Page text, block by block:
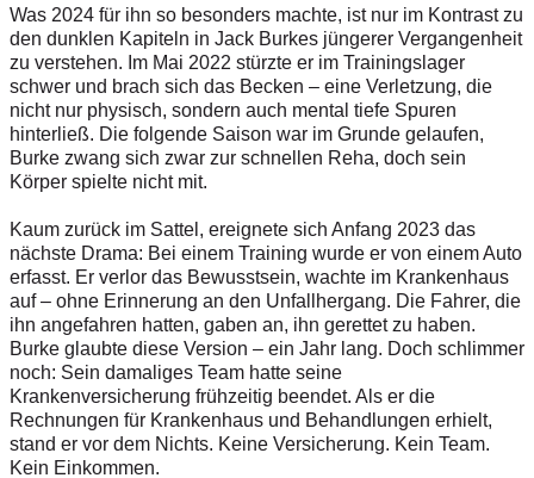
Was 2024 für ihn so besonders machte, ist nur im Kontrast zu
den dunklen Kapiteln in Jack Burkes jüngerer Vergangenheit
zu verstehen. Im Mai 2022 stürzte er im Trainingslager
schwer und brach sich das Becken – eine Verletzung, die
nicht nur physisch, sondern auch mental tiefe Spuren
hinterließ. Die folgende Saison war im Grunde gelaufen,
Burke zwang sich zwar zur schnellen Reha, doch sein
Körper spielte nicht mit.
Kaum zurück im Sattel, ereignete sich Anfang 2023 das
nächste Drama: Bei einem Training wurde er von einem Auto
erfasst. Er verlor das Bewusstsein, wachte im Krankenhaus
auf – ohne Erinnerung an den Unfallhergang. Die Fahrer, die
ihn angefahren hatten, gaben an, ihn gerettet zu haben.
Burke glaubte diese Version – ein Jahr lang. Doch schlimmer
noch: Sein damaliges Team hatte seine
Krankenversicherung frühzeitig beendet. Als er die
Rechnungen für Krankenhaus und Behandlungen erhielt,
stand er vor dem Nichts. Keine Versicherung. Kein Team.
Kein Einkommen.